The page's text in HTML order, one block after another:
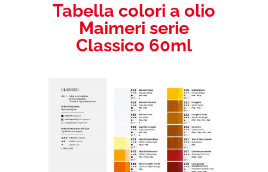
Tabella colori a olio
Maimeri serie
Classico 60ml